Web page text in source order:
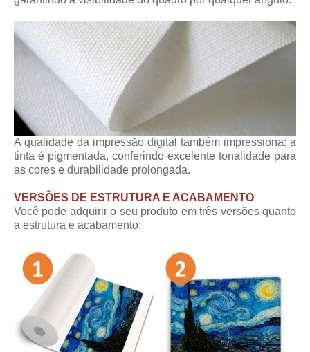
A qualidade da impressão digital também impressiona: a
tinta é pigmentada, conferindo excelente tonalidade para
as cores e durabilidade prolongada.
VERSÕES DE ESTRUTURA E ACABAMENTO
Você pode adquirir o seu produto em três versões quanto
a estrutura e acabamento: